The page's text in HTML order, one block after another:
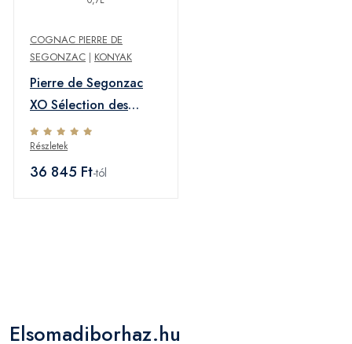
COGNAC PIERRE DE
SEGONZAC | KONYAK
Pierre de Segonzac
XO Sélection des
Anges QBIC 40% 0,7L
Részletek
36 845 Ft-tól
Elsomadiborhaz.hu